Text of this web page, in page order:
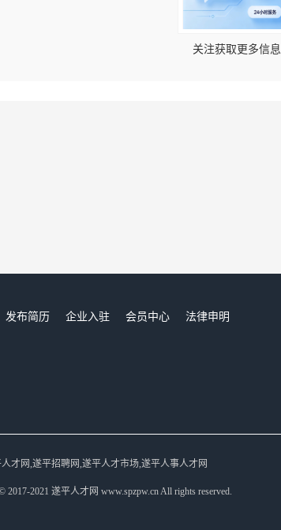
关注获取更多信息
发布简历 企业入驻 会员中心
法律申明
才网,遂平招聘网,遂平人才市场,遂平人事人才网
2017-2021 遂平人才网 www.spzpw.cn All rights reserved.